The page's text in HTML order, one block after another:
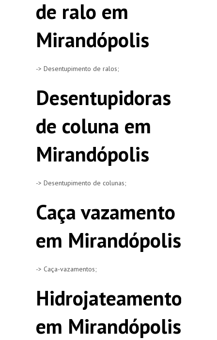
de ralo em
Mirandópolis
-> Desentupimento de ralos;
Desentupidoras
de coluna em
Mirandópolis
-> Desentupimento de colunas;
Caça vazamento
em Mirandópolis
-> Caça-vazamentos;
Hidrojateamento
em Mirandópolis